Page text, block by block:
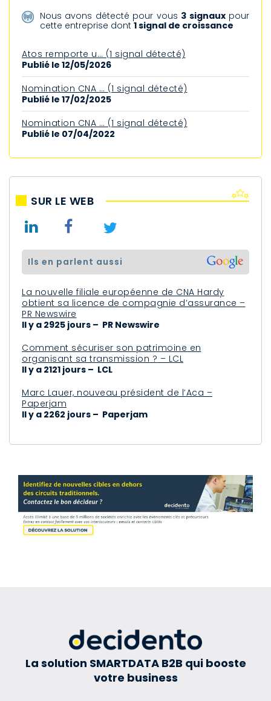
Nous avons détecté pour vous 3 signauxpour
cette entreprise dont1 signal de croissance
Atos remporte u… (1 signal détecté)
Publié le 12/05/2026
Nomination CNA … (1 signal détecté)
Publié le 17/02/2025
Nomination CNA … (1 signal détecté)
Publié le 07/04/2022
SUR LE WEB
ils en parlent aussi
La nouvelle filiale européenne de CNA Hardy
obtient sa licence de compagnie d’assurance –
PR Newswire
Il y a 2925 jours – PR Newswire
Comment sécuriser son patrimoine en
organisant sa transmission ? – LCL
Il y a 2121 jours – LCL
Marc Lauer, nouveau président de l’Aca –
Paperjam
Il y a 2262 jours – Paperjam
La solution SMARTDATA B2B qui booste
votre business